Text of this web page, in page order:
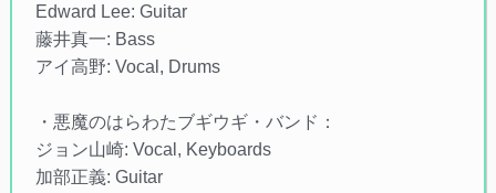
Edward Lee: Guitar
藤井真一: Bass
アイ高野: Vocal, Drums
・悪魔のはらわたブギウギ・バンド：
ジョン山崎: Vocal, Keyboards
加部正義: Guitar